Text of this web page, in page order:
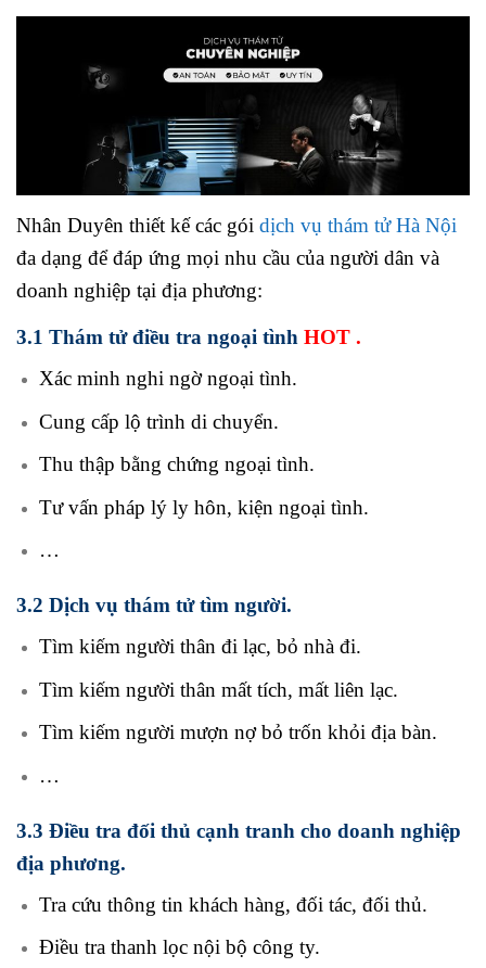
Nhân Duyên thiết kế các gói dịch vụ thám tử Hà Nội
đa dạng để đáp ứng mọi nhu cầu của người dân và
doanh nghiệp tại địa phương:
3.1 Thám tử điều tra ngoại tình HOT .
Xác minh nghi ngờ ngoại tình.
Cung cấp lộ trình di chuyển.
Thu thập bằng chứng ngoại tình.
Tư vấn pháp lý ly hôn, kiện ngoại tình.
…
3.2 Dịch vụ thám tử tìm người.
Tìm kiếm người thân đi lạc, bỏ nhà đi.
Tìm kiếm người thân mất tích, mất liên lạc.
Tìm kiếm người mượn nợ bỏ trốn khỏi địa bàn.
…
3.3 Điều tra đối thủ cạnh tranh cho doanh nghiệp
địa phương.
Tra cứu thông tin khách hàng, đối tác, đối thủ.
Điều tra thanh lọc nội bộ công ty.